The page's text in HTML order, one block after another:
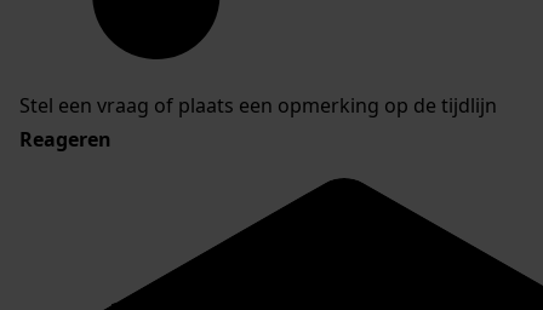
Stel een vraag of plaats een opmerking op de tijdlijn
Reageren